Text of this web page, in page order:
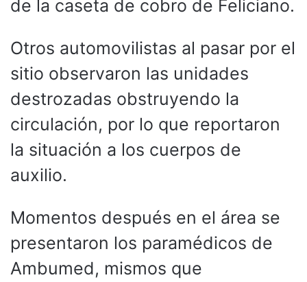
de la caseta de cobro de Feliciano.
Otros automovilistas al pasar por el
sitio observaron las unidades
destrozadas obstruyendo la
circulación, por lo que reportaron
la situación a los cuerpos de
auxilio.
Momentos después en el área se
presentaron los paramédicos de
Ambumed, mismos que